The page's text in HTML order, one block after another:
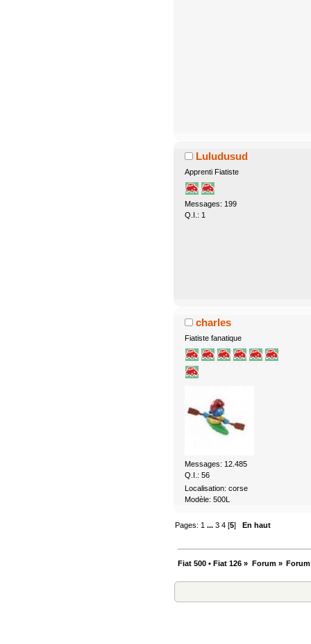
Luludusud
Apprenti Fiatiste
Messages: 199
Q.I.: 1
charles
Fiatiste fanatique
Messages: 12.485
Q.I.: 56
Localisation: corse
Modèle: 500L
Pages: 1 ...3 4 [5]En haut
Fiat 500 • Fiat 126 » Forum»